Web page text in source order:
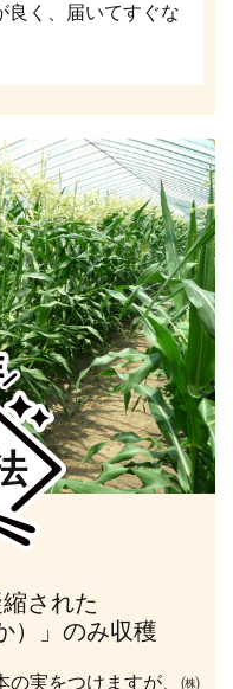
良く、届いてすぐな
された
）」のみ収穫
の実をつけますが、㈱